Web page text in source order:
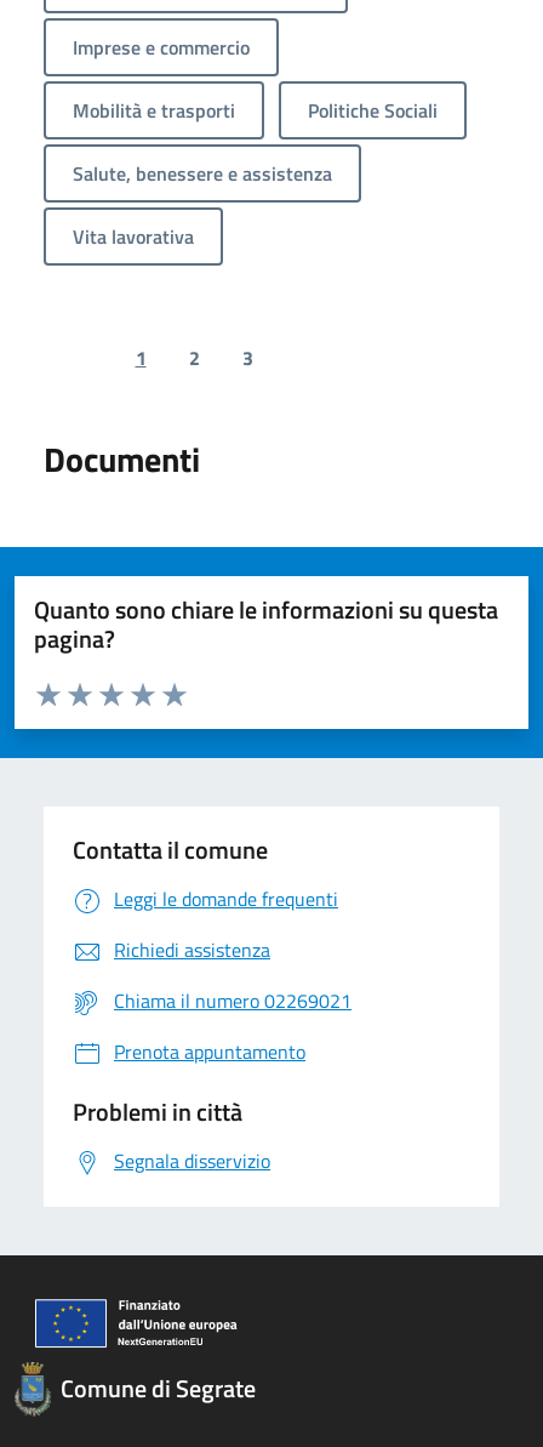
Imprese e commercio
Mobilità e trasporti Politiche Sociali
Salute, benessere e assistenza
Vita lavorativa
Previous page
1 2 3
Documenti
Quanto sono chiare le informazioni su questa
pagina?
Valuta da 1 a 5 stelle la pagina
Valuta 5 stelle su 5
Valuta 4 stelle su 5
Valuta 3 stelle su 5
Valuta 2 stelle su 5
Valuta 1 stelle su 5
Contatta il comune
Leggi le domande frequenti
Richiedi assistenza
Chiama il numero 02269021
Prenota appuntamento
Problemi in città
Segnala disservizio
Comune di Segrate